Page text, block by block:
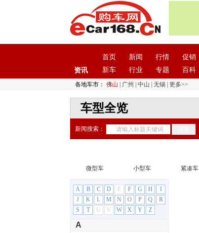
资讯
首页 新闻 行情
促销
新车
行业 专题 百科
各地车市： 佛山 广州 中山 无锡 更多>>
车型全览
新闻搜索：
微型车 小型车 紧凑车
A B C D E F G H
I
J
K L M N O P Q
R
S
T U V W X Y Z
A